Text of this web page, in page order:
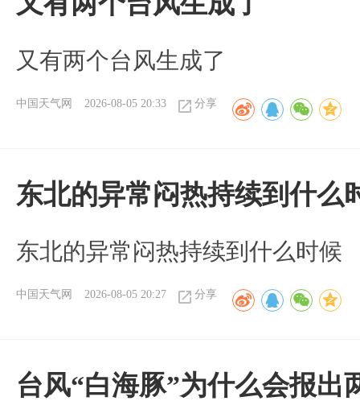
又有两个台风生成了
中国天气网 2026-08-05 20:33 分享
东北的异常闷热持续到什么
东北的异常闷热持续到什么时候
中国天气网 2026-08-05 20:27 分享
台风“白海豚”为什么会报出